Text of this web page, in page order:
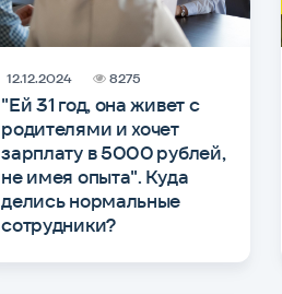
"Ей 31 год, она живет с
родителями и хочет
зарплату в 5000 рублей,
не имея опыта". Куда
делись нормальные
сотрудники?
12.12.2024 8275